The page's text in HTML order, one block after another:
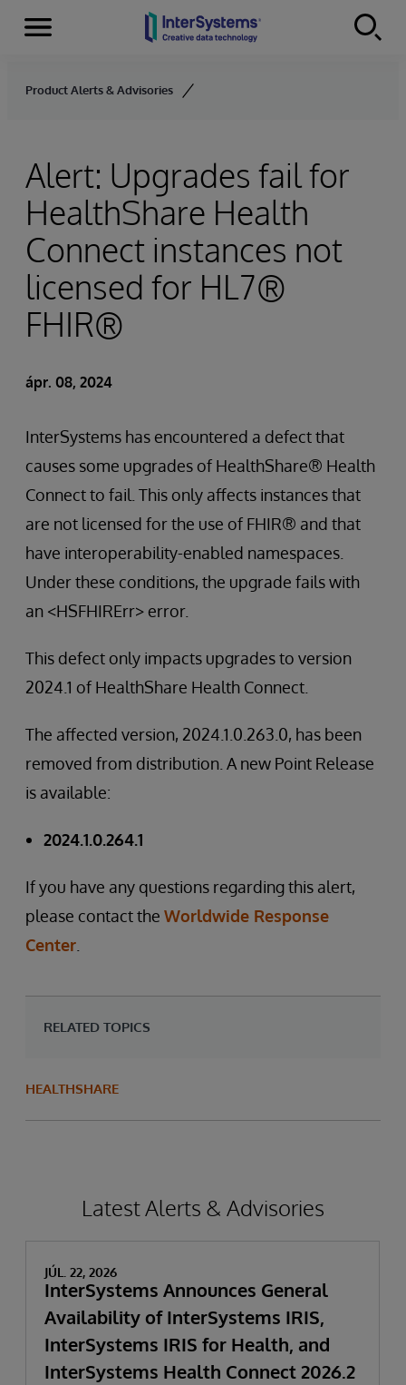
Skip to content
Menu
Product Alerts & Advisories
Alert: Upgrades fail for
HealthShare Health
Connect instances not
licensed for HL7®
FHIR®
ápr. 08, 2024
InterSystems has encountered a defect that
causes some upgrades of HealthShare® Health
Connect to fail. This only affects instances that
are not licensed for the use of FHIR® and that
have interoperability-enabled namespaces.
Under these conditions, the upgrade fails with
an <HSFHIRErr> error.
This defect only impacts upgrades to version
2024.1 of HealthShare Health Connect.
The affected version, 2024.1.0.263.0, has been
removed from distribution. A new Point Release
is available:
2024.1.0.264.1
If you have any questions regarding this alert,
please contact the Worldwide Response
Center
RELATED TOPICS
HEALTHSHARE
Latest Alerts & Advisories
JÚL. 22, 2026
InterSystems Announces General
Availability of InterSystems IRIS,
InterSystems IRIS for Health, and
InterSystems Health Connect 2026.2